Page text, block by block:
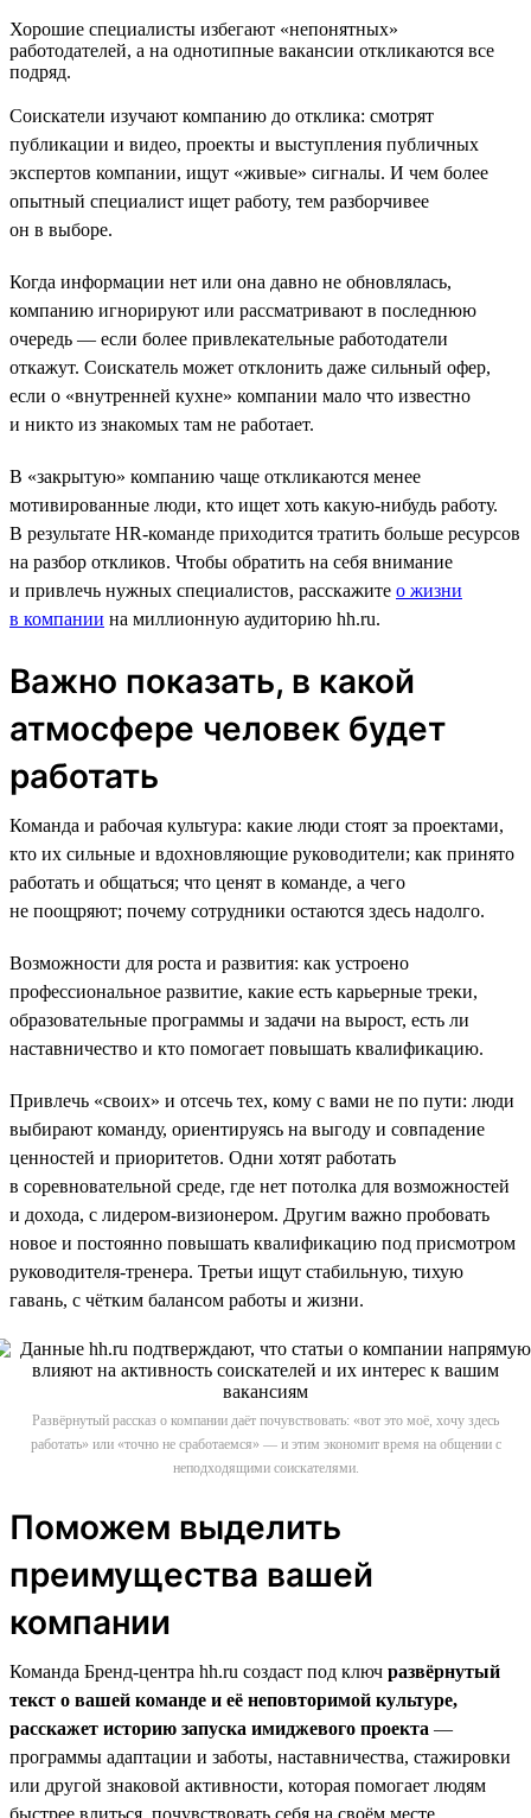
Хорошие специалисты избегают «непонятных»
работодателей, а на однотипные вакансии откликаются все
подряд.
Соискатели изучают компанию до отклика: смотрят
публикации и видео, проекты и выступления публичных
экспертов компании, ищут «живые» сигналы. И чем более
опытный специалист ищет работу, тем разборчивее
он в выборе.
Когда информации нет или она давно не обновлялась,
компанию игнорируют или рассматривают в последнюю
очередь — если более привлекательные работодатели
откажут. Соискатель может отклонить даже сильный офер,
если о «внутренней кухне» компании мало что известно
и никто из знакомых там не работает.
В «закрытую» компанию чаще откликаются менее
мотивированные люди, кто ищет хоть какую-нибудь работу.
В результате HR-команде приходится тратить больше ресурсов
на разбор откликов. Чтобы обратить на себя внимание
и привлечь нужных специалистов, расскажите о жизни
в компании на миллионную аудиторию hh.ru.
Важно показать, в какой
атмосфере человек будет
работать
Команда и рабочая культура: какие люди стоят за проектами,
кто их сильные и вдохновляющие руководители; как принято
работать и общаться; что ценят в команде, а чего
не поощряют; почему сотрудники остаются здесь надолго.
Возможности для роста и развития: как устроено
профессиональное развитие, какие есть карьерные треки,
образовательные программы и задачи на вырост, есть ли
наставничество и кто помогает повышать квалификацию.
Привлечь «своих» и отсечь тех, кому с вами не по пути: люди
выбирают команду, ориентируясь на выгоду и совпадение
ценностей и приоритетов. Одни хотят работать
в соревновательной среде, где нет потолка для возможностей
и дохода, с лидером-визионером. Другим важно пробовать
новое и постоянно повышать квалификацию под присмотром
руководителя-тренера. Третьи ищут стабильную, тихую
гавань, с чётким балансом работы и жизни.
Развёрнутый рассказ о компании даёт почувствовать: «вот это моё, хочу здесь
работать» или «точно не сработаемся» — и этим экономит время на общении с
неподходящими соискателями.
Поможем выделить
преимущества вашей
компании
Команда Бренд-центра hh.ru создаст под ключ развёрнутый
текст о вашей команде и её неповторимой культуре,
расскажет историю запуска имиджевого проекта —
программы адаптации и заботы, наставничества, стажировки
или другой знаковой активности, которая помогает людям
быстрее влиться, почувствовать себя на своём месте